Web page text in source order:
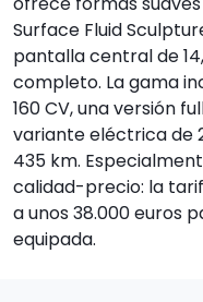
Surface Fluid
pantalla central de
completo. La gama
160 CV, una versión
variante eléctrica de
435 km.
calidad-precio: la
a unos 38.000 euros
equipada.